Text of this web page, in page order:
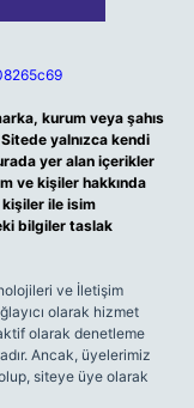
kurum veya şahıs
yalnızca kendi
yer alan içerikler
ve kişiler hakkında
kişiler ile isim
bilgiler taslak
ve İletişim
olarak hizmet
olarak denetleme
Ancak, üyelerimiz
siteye üye olarak